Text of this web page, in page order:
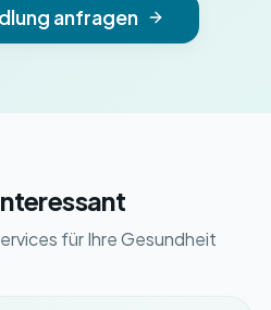
anfragen
für Ihre Gesundheit